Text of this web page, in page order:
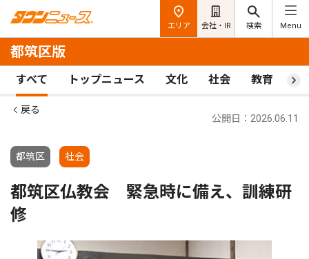
エリア 会社・IR 検索 Menu
都筑区版
すべて トップニュース 文化 社会 教育 ス
戻る
都筑区 社会
公開日：2026.06.11
都筑区仏教会 緊急時に備え、訓練研
修